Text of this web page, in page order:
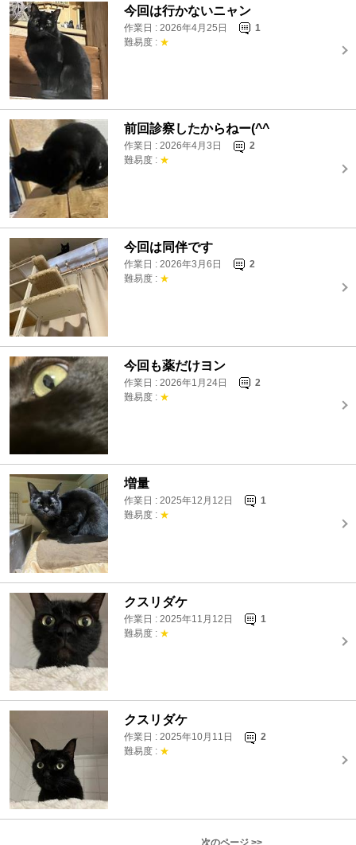
今回は行かないニャン
作業日 : 2026年4月25日
1
難易度 : ★
前回診察したからねー(^^ゞ
作業日 : 2026年4月3日
2
難易度 : ★
今回は同伴です
作業日 : 2026年3月6日
2
難易度 : ★
今回も薬だけヨン
作業日 : 2026年1月24日
2
難易度 : ★
増量
作業日 : 2025年12月12日
1
難易度 : ★
クスリダケ
作業日 : 2025年11月12日
1
難易度 : ★
クスリダケ
作業日 : 2025年10月11日
2
難易度 : ★
次のページ >>